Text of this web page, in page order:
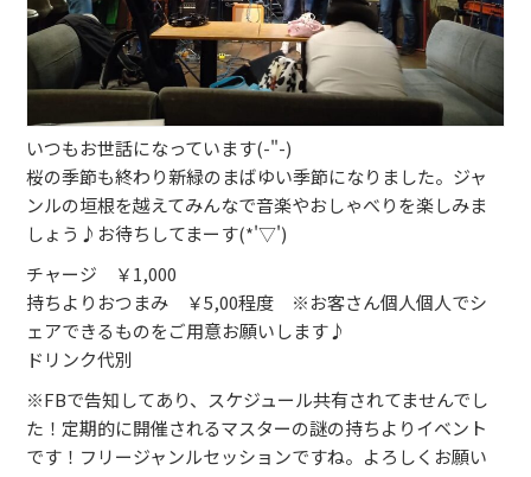
楽器機材等
初心者POPS
いつもお世話になっています(-"-)
桜の季節も終わり新緑のまばゆい季節になりました。ジャ
ンルの垣根を越えてみんなで音楽やおしゃべりを楽しみま
しょう♪お待ちしてまーす(*'▽')
チャージ ￥1,000
持ちよりおつまみ ￥5,00程度 ※お客さん個人個人でシ
ェアできるものをご用意お願いします♪
ドリンク代別
※FBで告知してあり、スケジュール共有されてませんでし
た！定期的に開催されるマスターの謎の持ちよりイベント
です！フリージャンルセッションですね。よろしくお願い